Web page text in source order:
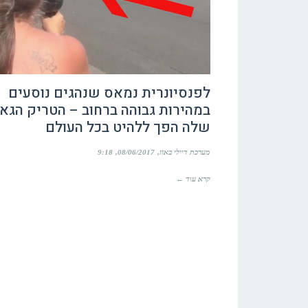
לפנסיונרית נמאס שנהגים נוסעים
במהירות גבוהה ברחוב – הטריק
שלה הפך ללהיט בכל העולם
מערכת דיילי באזז 08/06/2017
9:18
קרא עוד ←